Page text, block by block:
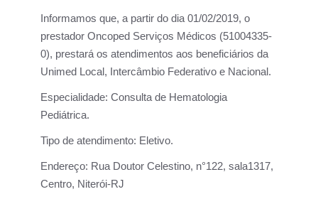
Informamos que, a partir do dia 01/02/2019, o
prestador Oncoped Serviços Médicos (51004335-
0), prestará os atendimentos aos beneficiários da
Unimed Local, Intercâmbio Federativo e Nacional.
Especialidade: Consulta de Hematologia
Pediátrica.
Tipo de atendimento: Eletivo.
Endereço: Rua Doutor Celestino, n°122, sala1317,
Centro, Niterói-RJ